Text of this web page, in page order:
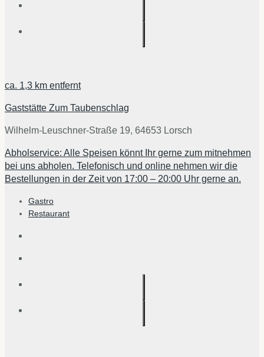
ca. 1,3 km entfernt
Gaststätte Zum Taubenschlag
Wilhelm-Leuschner-Straße 19, 64653 Lorsch
Abholservice: Alle Speisen könnt Ihr gerne zum mitnehmen
bei uns abholen. Telefonisch und online nehmen wir die
Bestellungen in der Zeit von 17:00 – 20:00 Uhr gerne an.
Gastro
Restaurant